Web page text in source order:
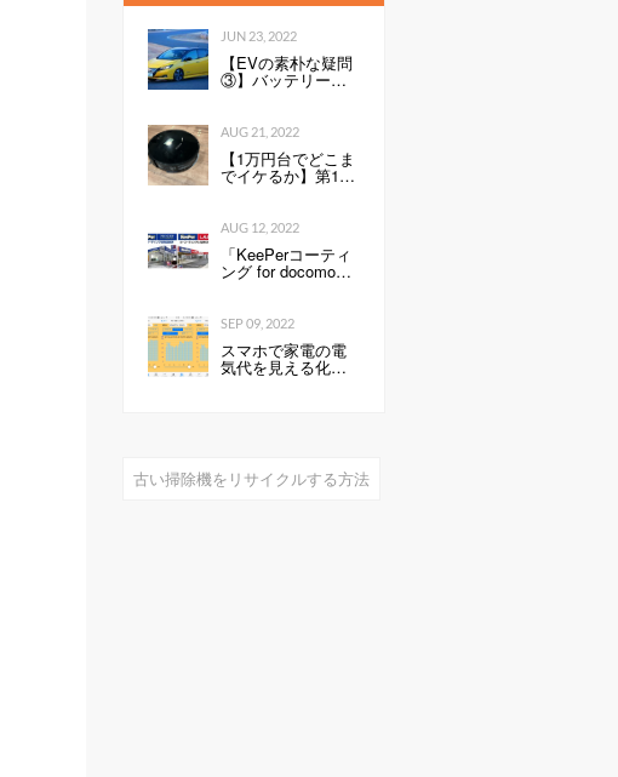
JUN 23, 2022
【EVの素朴な疑問
③】バッテリーの
性能を表すkWh
何が良いのか。Ah
との違いは？ -
Webモーターマガ
ジン
AUG 21, 2022
【1万円台でどこま
でイケるか】第1
回：ルンバみたい
きロボット掃除機
（19800円）」の性
能は…
AUG 12, 2022
「KeePerコーティ
ング for docomo
select」発売開始の
コモショップで、
スマートフォンに
KeePerコーティン
グを行います 企業
SEP 09, 2022
スマホで家電の電
気代を見える化し
て分かったこと：
古い掃除機をリサイクルする方法